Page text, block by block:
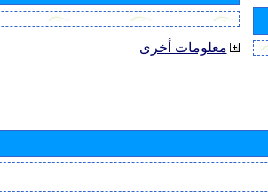
معلومات أخرى